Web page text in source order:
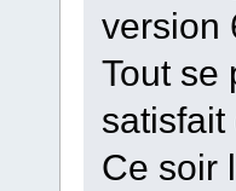
version
Tout se
satisfait
Ce soir